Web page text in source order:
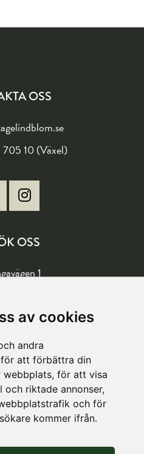
av cookies
andra
att förbättra din
webbplats, för att visa
riktade annonser,
och för
kommer ifrån.
OSS
10 (Växel)
OSS
1
8